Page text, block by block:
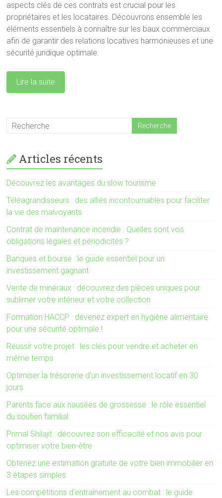
aspects clés de ces contrats est crucial pour les
propriétaires et les locataires. Découvrons ensemble les
éléments essentiels à connaître sur les baux commerciaux
afin de garantir des relations locatives harmonieuses et une
sécurité juridique optimale.
Lire la suite
Articles récents
Découvrez les avantages du slow tourisme
Téléagrandisseurs : des alliés incontournables pour faciliter
la vie des malvoyants
Contrat de maintenance incendie : Quelles sont vos
obligations légales et périodicités ?
Banques et bourse : le guide essentiel pour un
investissement gagnant
Vente de minéraux : découvrez des pièces uniques pour
sublimer votre intérieur et votre collection
Formation HACCP : devenez expert en hygiène alimentaire
pour une sécurité optimale !
Réussir votre projet : les clés pour vendre et acheter en
même temps
Optimiser la trésorerie d’un investissement locatif en 30
jours
Parents face aux nausées de grossesse : le rôle essentiel
du soutien familial
Primal Shilajit : découvrez son efficacité et nos avis pour
optimiser votre bien-être
Obtenez une estimation gratuite de votre bien immobilier en
3 étapes simples
Les compétitions d’entraînement au combat : le guide